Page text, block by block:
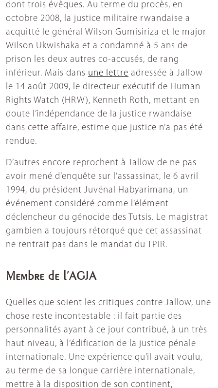
dont trois évêques. Au terme du procès, en
octobre 2008, la justice militaire rwandaise a
acquitté le général Wilson Gumisiriza et le major
Wilson Ukwishaka et a condamné à 5 ans de
prison les deux autres co-accusés, de rang
inférieur. Mais dans une lettre adressée à Jallow
le 14 août 2009, le directeur exécutif de Human
Rights Watch (HRW), Kenneth Roth, mettant en
doute l’indépendance de la justice rwandaise
dans cette affaire, estime que justice n’a pas été
rendue.
D’autres encore reprochent à Jallow de ne pas
avoir mené d’enquête sur l’assassinat, le 6 avril
1994, du président Juvénal Habyarimana, un
événement considéré comme l’élément
déclencheur du génocide des Tutsis. Le magistrat
gambien a toujours rétorqué que cet assassinat
ne rentrait pas dans le mandat du TPIR.
Membre de l’AGJA
Quelles que soient les critiques contre Jallow, une
chose reste incontestable : il fait partie des
personnalités ayant à ce jour contribué, à un très
haut niveau, à l’édification de la justice pénale
internationale. Une expérience qu’il avait voulu,
au terme de sa longue carrière internationale,
mettre à la disposition de son continent,